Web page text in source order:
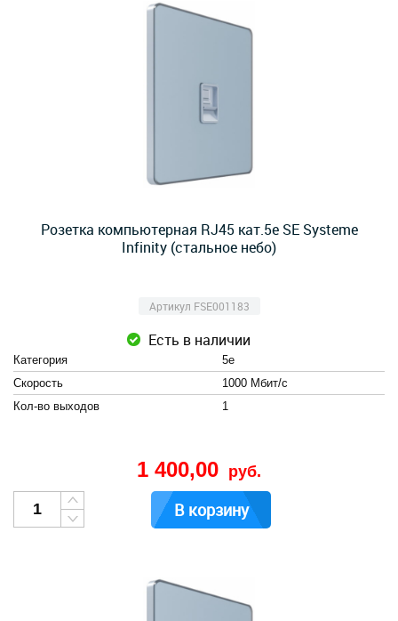
Розетка компьютерная RJ45 кат.5e SE Systeme
Infinity (стальное небо)
Артикул FSE001183
Есть в наличии
Категория
5e
Скорость
1000 Мбит/с
Кол-во выходов
1
1 400,00 руб.
В корзину